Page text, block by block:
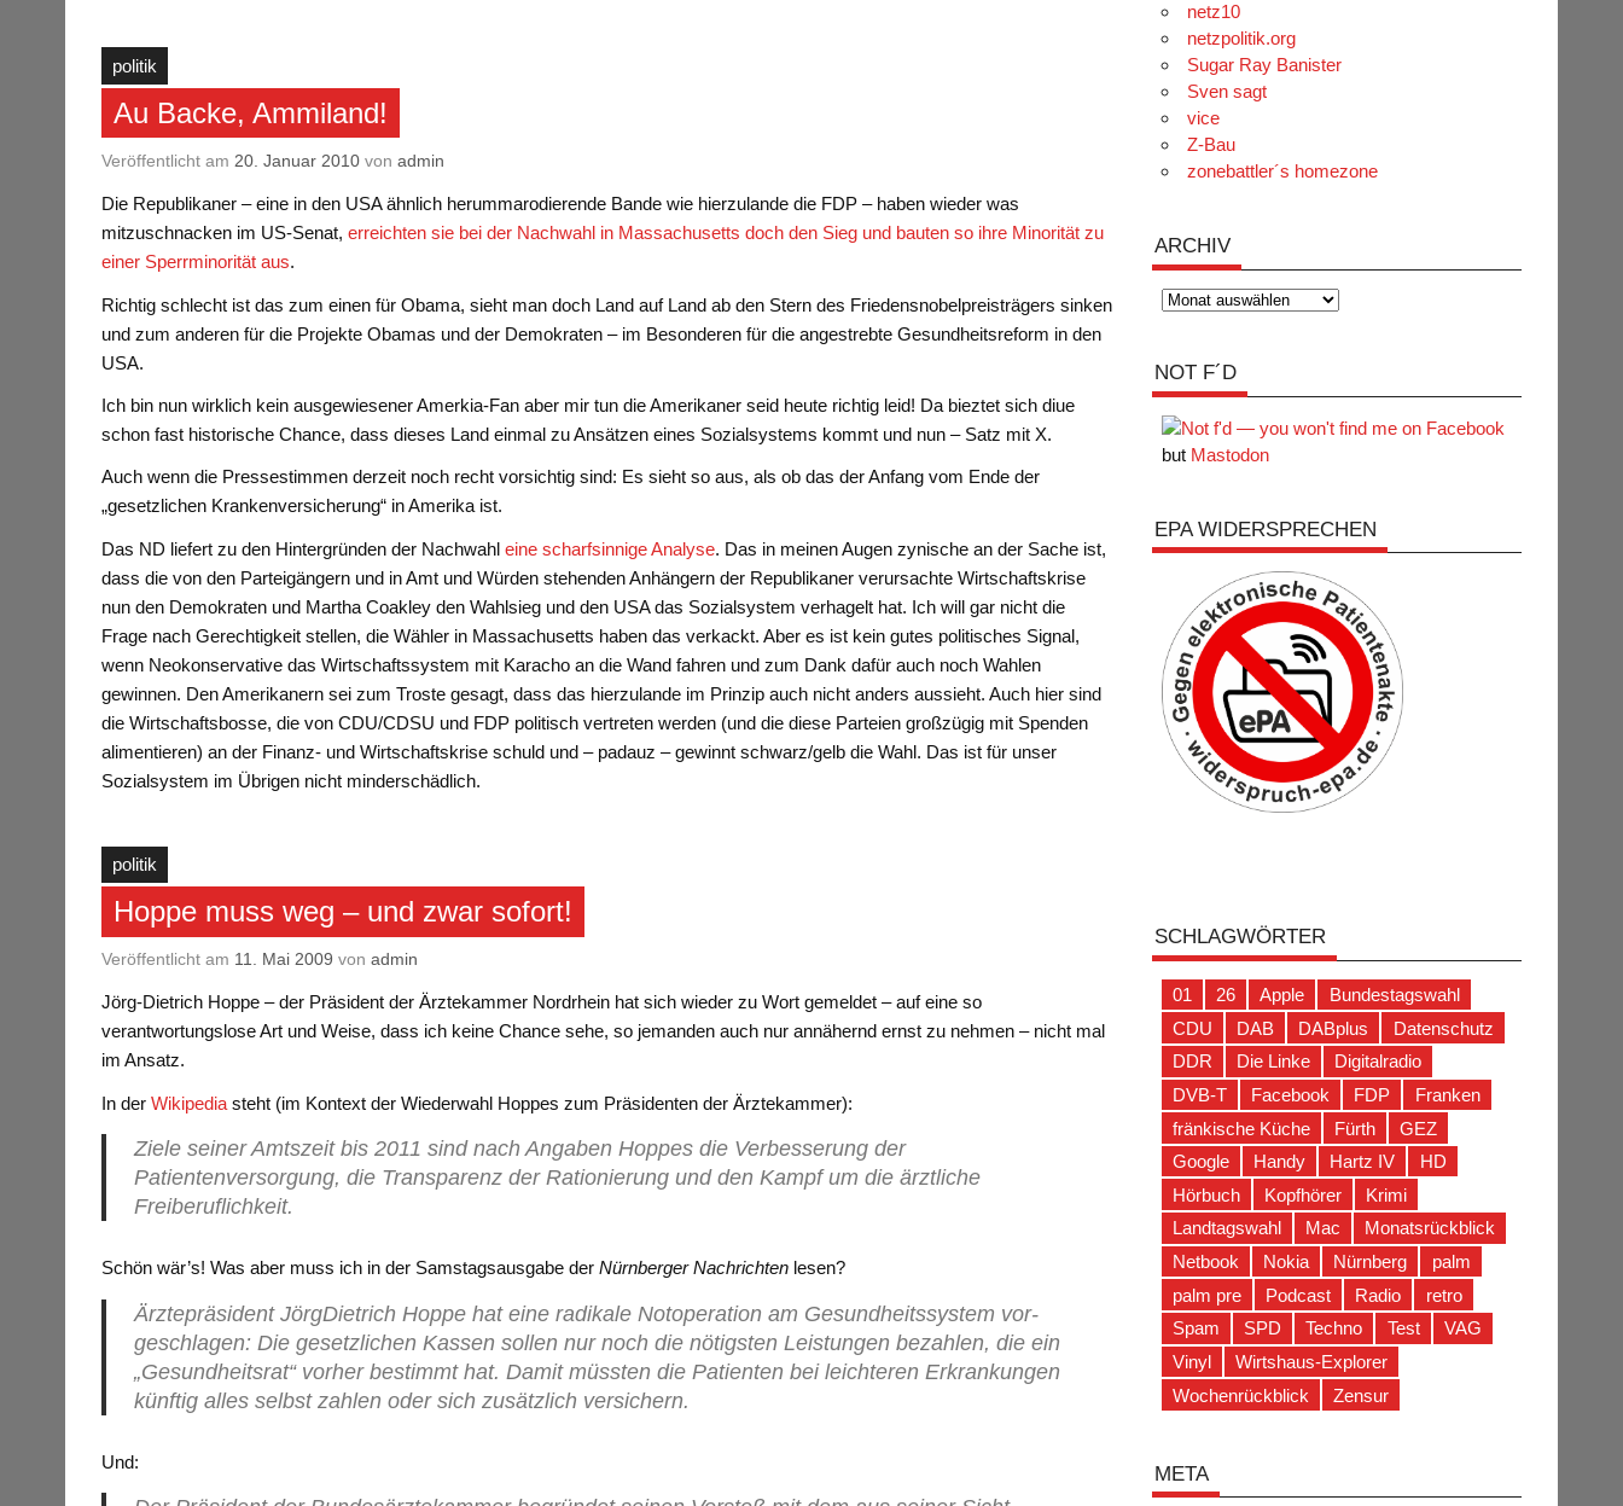
politik
Au Backe, Ammiland!
Veröffentlicht am 20. Januar 2010 vonadmin
Die Republikaner – eine in den USA ähnlich herummarodierende Bande wie hierzulande die FDP – haben wieder was
mitzuschnacken im US-Senat,erreichten sie bei der Nachwahl in Massachusetts doch den Sieg und bauten so ihre Minorität zu
einer Sperrminorität aus.
Richtig schlecht ist das zum einen für Obama, sieht man doch Land auf Land ab den Stern des Friedensnobelpreisträgers sinken
und zum anderen für die Projekte Obamas und der Demokraten – im Besonderen für die angestrebte Gesundheitsreform in den
USA.
Ich bin nun wirklich kein ausgewiesener Amerkia-Fan aber mir tun die Amerikaner seid heute richtig leid! Da bieztet sich diue
schon fast historische Chance, dass dieses Land einmal zu Ansätzen eines Sozialsystems kommt und nun – Satz mit X.
Auch wenn die Pressestimmen derzeit noch recht vorsichtig sind: Es sieht so aus, als ob das der Anfang vom Ende der
„gesetzlichen Krankenversicherung“ in Amerika ist.
Das ND liefert zu den Hintergründen der Nachwahleine scharfsinnige Analyse. Das in meinen Augen zynische an der Sache ist,
dass die von den Parteigängern und in Amt und Würden stehenden Anhängern der Republikaner verursachte Wirtschaftskrise
nun den Demokraten und Martha Coakley den Wahlsieg und den USA das Sozialsystem verhagelt hat. Ich will gar nicht die
Frage nach Gerechtigkeit stellen, die Wähler in Massachusetts haben das verkackt. Aber es ist kein gutes politisches Signal,
wenn Neokonservative das Wirtschaftssystem mit Karacho an die Wand fahren und zum Dank dafür auch noch Wahlen
gewinnen. Den Amerikanern sei zum Troste gesagt, dass das hierzulande im Prinzip auch nicht anders aussieht. Auch hier sind
die Wirtschaftsbosse, die von CDU/CDSU und FDP politisch vertreten werden (und die diese Parteien großzügig mit Spenden
alimentieren) an der Finanz- und Wirtschaftskrise schuld und – padauz – gewinnt schwarz/gelb die Wahl. Das ist für unser
Sozialsystem im Übrigen nicht minderschädlich.
politik
Hoppe muss weg – und zwar sofort!
Veröffentlicht am 11. Mai 2009 vonadmin
Jörg-Dietrich Hoppe – der Präsident der Ärztekammer Nordrhein hat sich wieder zu Wort gemeldet – auf eine so
verantwortungslose Art und Weise, dass ich keine Chance sehe, so jemanden auch nur annähernd ernst zu nehmen – nicht mal
im Ansatz.
In derWikipedia steht (im Kontext der Wiederwahl Hoppes zum Präsidenten der Ärztekammer):
Ziele seiner Amtszeit bis 2011 sind nach Angaben Hoppes die Verbesserung der
Patientenversorgung, die Transparenz der Rationierung und den Kampf um die ärztliche
Freiberuflichkeit.
Schön wär’s! Was aber muss ich in der Samstagsausgabe derNürnberger Nachrichten lesen?
Ärztepräsident Jörg­Dietrich Hoppe hat eine radikale Not­operation am Gesundheitssystem vor­
geschlagen: Die gesetzlichen Kassen sollen nur noch die nötigsten Leistun­gen bezahlen, die ein
„Gesundheits­rat“ vorher bestimmt hat. Damit müss­ten die Patienten bei leichteren Er­krankungen
künftig alles selbst zah­len oder sich zusätzlich versichern.
Und:
netz10
netzpolitik.org
Sugar Ray Banister
Sven sagt
vice
Z-Bau
zonebattler´s homezone
ARCHIV
Archiv
NOT F´D
but Mastodon
EPA WIDERSPRECHEN
SCHLAGWÖRTER
01 26 Apple
Bundestagswahl
CDU
DAB DABplus
Datenschutz
DDR
Die Linke
Digitalradio
DVB-T
Facebook FDP
Franken
fränkische Küche
Fürth
GEZ
Google
Handy Hartz IV
HD
Hörbuch
Kopfhörer
Krimi
Landtagswahl
Mac
Monatsrückblick
Netbook
Nokia Nürnberg
palm
palm pre
Podcast Radio
retro
Spam
SPD Techno Test
VAG
Vinyl
Wirtshaus-Explorer
Wochenrückblick
Zensur
META